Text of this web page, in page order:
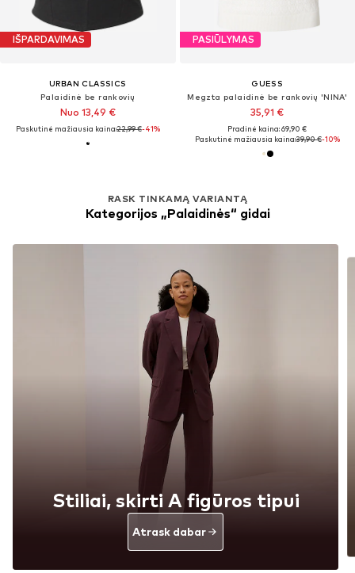
IŠPARDAVIMAS
URBAN CLASSICS
Palaidinė be rankovių
Nuo 13,49 €
Paskutinė mažiausia kaina:22,99 €-41%
PASIŪLYMAS
GUESS
Megzta palaidinė be rankovių 'NINA'
35,91 €
Pradinė kaina: 69,90 €
Paskutinė mažiausia kaina:39,90 €-10%
RASK TINKAMĄ VARIANTĄ
Kategorijos „Palaidinės“ gidai
Stiliai, skirti A figūros tipui
Atrask dabar